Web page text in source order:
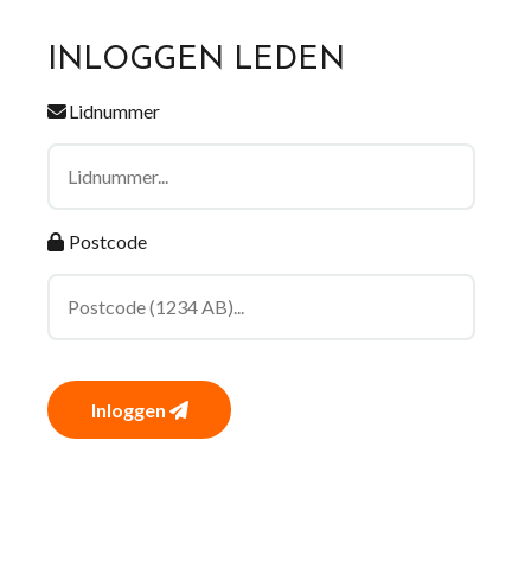
INLOGGEN LEDEN
Lidnummer
Postcode
Inloggen